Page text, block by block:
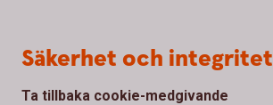
Säkerhet och integritet
Ta tillbaka cookie-medgivande